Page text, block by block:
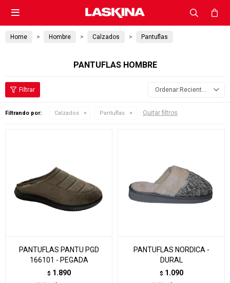

Home Hombre Calzados Pantuflas
PANTUFLAS HOMBRE
Recientes
Filtrando por: Calzados Pantuflas Quitar filtros
PANTUFLAS PANTU PGD
166101 - PEGADA
$ 1.890
PANTUFLAS NORDICA -
DURAL
$ 1.090